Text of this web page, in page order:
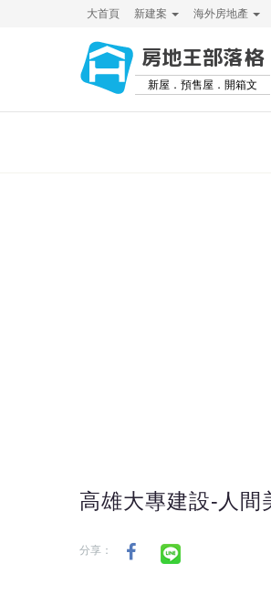
大首頁 新建案 海外房地產
房地王部落格
新屋．預售屋．開箱文
高雄大專建設-人間
分享：